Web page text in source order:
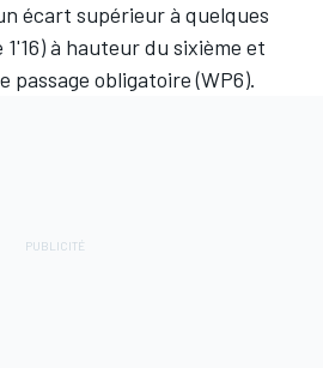
écart supérieur à quelques
à hauteur du sixième et
obligatoire (WP6).